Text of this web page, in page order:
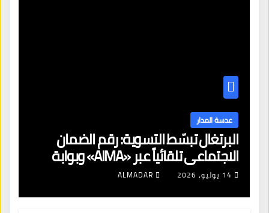
عدسة المدار
البرتغال تبسّط التسوية: رقم الضمان
الاجتماعي تلقائياً عبر «AIMA» وبوابة
جديدة لتجديد الإقامات
14 يوليو، 2026 ALMADAR